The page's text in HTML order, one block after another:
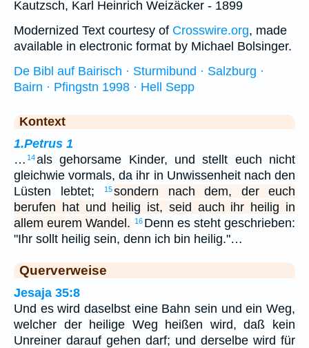
Kautzsch, Karl Heinrich Weizäcker - 1899
Modernized Text courtesy of Crosswire.org, made
available in electronic format by Michael Bolsinger.
De Bibl auf Bairisch · Sturmibund · Salzburg ·
Bairn · Pfingstn 1998 · Hell Sepp
Kontext
1.Petrus 1
… 14als gehorsame Kinder, und stellt euch nicht
gleichwie vormals, da ihr in Unwissenheit nach den
Lüsten lebtet;
15sondern nach dem, der euch
berufen hat und heilig ist, seid auch ihr heilig in
allem eurem Wandel.
16 Denn es steht geschrieben:
"Ihr sollt heilig sein, denn ich bin heilig."…
Querverweise
Jesaja 35:8
Und es wird daselbst eine Bahn sein und ein Weg,
welcher der heilige Weg heißen wird, daß kein
Unreiner darauf gehen darf; und derselbe wird für